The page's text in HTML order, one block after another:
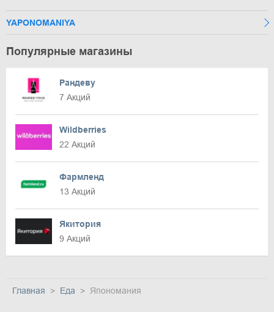
YAPONOMANIYA
Популярные магазины
Рандеву
7 Акций
Wildberries
22 Акций
Фармленд
13 Акций
Якитория
9 Акций
Главная Еда Япономания